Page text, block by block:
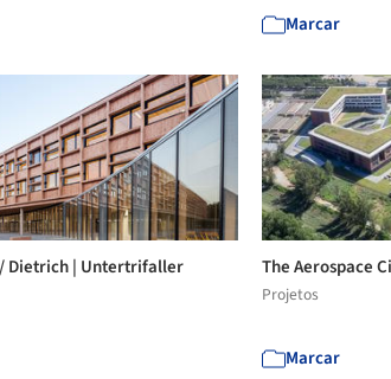
Marcar
Dietrich | Untertrifaller
The Aerospace
Projetos
Marcar